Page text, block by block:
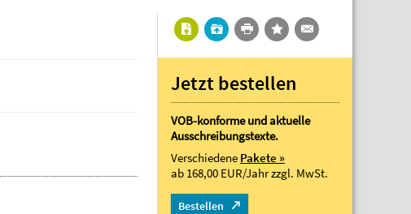
Jetzt bestellen
VOB-konforme und aktuelle
Ausschreibungstexte.
Verschiedene Pakete »
ab 168,00 EUR/Jahrzzgl. MwSt.
Bestellen